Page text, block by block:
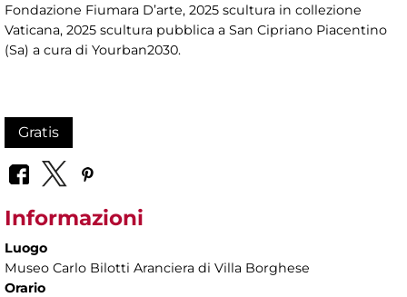
Fondazione Fiumara D’arte, 2025 scultura in collezione
Vaticana, 2025 scultura pubblica a San Cipriano Piacentino
(Sa) a cura di Yourban2030.
Gratis
Informazioni
Luogo
Museo Carlo Bilotti Aranciera di Villa Borghese
Orario